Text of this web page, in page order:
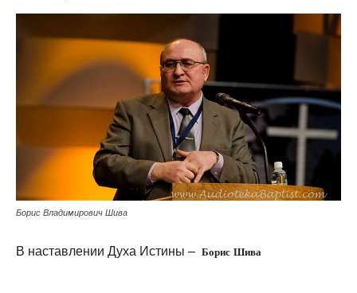
Борис Владимирович Шива
В наставлении Духа Истины – Борис Шива